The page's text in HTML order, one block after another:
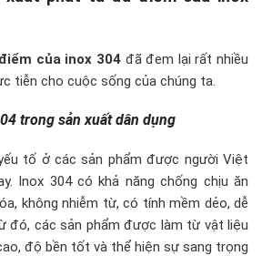
của inox 304đã đem lại rất nhiều
tiễn cho cuộc sống của chúng ta.
trong sản xuất dân dụng
tố ở các sản phẩm được người Việt
Inox 304 có khả năng chống chịu ăn
không nhiễm từ, có tính mềm dẻo, dễ
đó, các sản phẩm được làm từ vật liệu
độ bền tốt và thể hiện sự sang trọng